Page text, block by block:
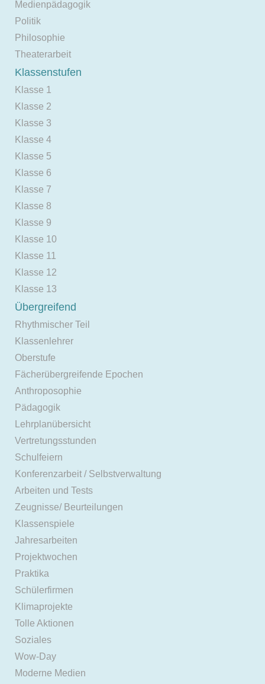
Medienpädagogik
Politik
Philosophie
Theaterarbeit
Klassenstufen
Klasse 1
Klasse 2
Klasse 3
Klasse 4
Klasse 5
Klasse 6
Klasse 7
Klasse 8
Klasse 9
Klasse 10
Klasse 11
Klasse 12
Klasse 13
Übergreifend
Rhythmischer Teil
Klassenlehrer
Oberstufe
Fächerübergreifende Epochen
Anthroposophie
Pädagogik
Lehrplanübersicht
Vertretungsstunden
Schulfeiern
Konferenzarbeit / Selbstverwaltung
Arbeiten und Tests
Zeugnisse/ Beurteilungen
Klassenspiele
Jahresarbeiten
Projektwochen
Praktika
Schülerfirmen
Klimaprojekte
Tolle Aktionen
Soziales
Wow-Day
Moderne Medien